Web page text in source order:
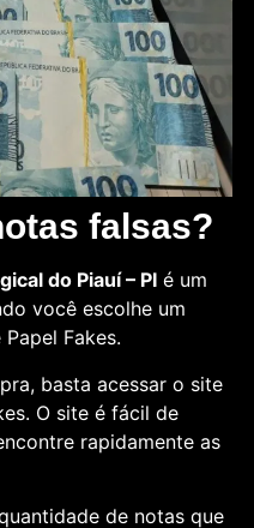
falsas?
do Piauí – PI é um
você escolhe um
Fakes.
basta acessar o site
O site é fácil de
rapidamente as
de notas que